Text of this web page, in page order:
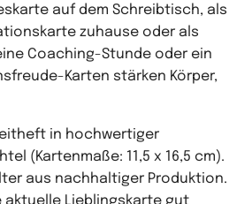
auf dem Schreibtisch, als
zuhause oder als
Coaching-Stunde oder ein
Karten stärken Körper,
in hochwertiger
(Kartenmaße: 11,5 x 16,5 cm).
aus nachhaltiger Produktion.